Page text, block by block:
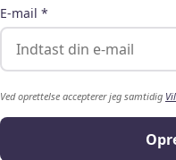
E-mail *
Ved oprettelse accepterer jeg samtidig